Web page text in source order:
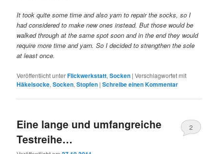
It took quite some time and also yarn to repair the socks, so I
had considered to make new ones instead. But those would be
walked through at the same spot soon and in the end they would
require more time and yarn. So I decided to strengthen the sole
at least once.
Veröffentlicht unterFlickwerkstatt,Socken |Verschlagwortet mit
Häkelsocke,Socken,Stopfen |Schreibe einen Kommentar
Eine lange und umfangreiche
Testreihe…
2